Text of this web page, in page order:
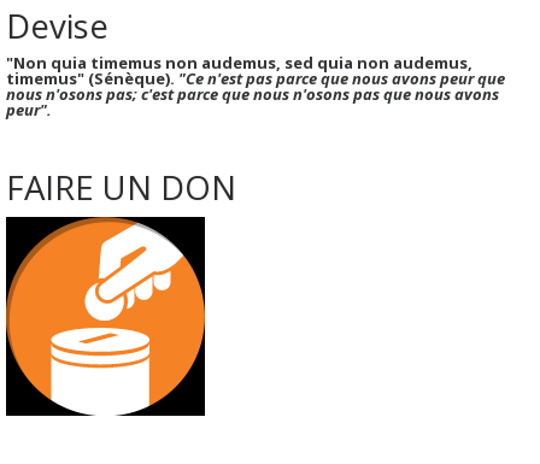
Devise
"Non quia timemus non audemus, sed quia non audemus,
timemus" (Sénèque). "Ce n'est pas parce que nous avons peur que
nous n'osons pas; c'est parce que nous n'osons pas que nous avons
peur".
FAIRE UN DON